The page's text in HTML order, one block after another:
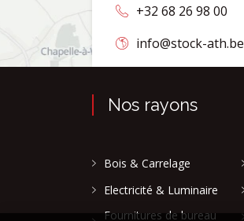
+32 68 26 98 00
info@stock-ath.be
Nos rayons
Bois & Carrelage
Electricité & Luminaire
Fournitures de bureau